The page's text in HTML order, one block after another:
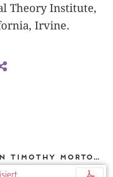
Theory Institute,
Irvine.
Weitere Texte von Timothy Morton bei DIAPHANES
p